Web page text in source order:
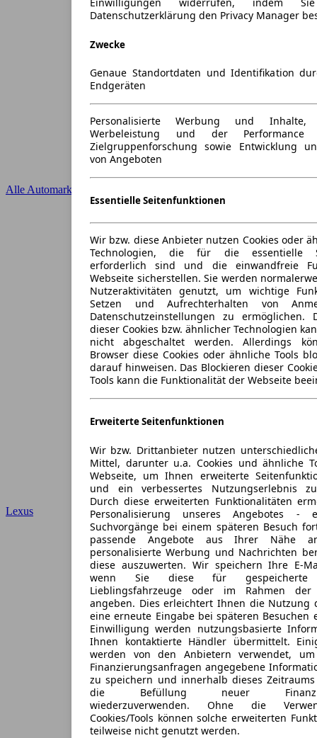
Alle Automarken
Lexus
Einwilligungen widerrufen, indem
Datenschutzerklärung den Privacy Manager
Zwecke
Genaue Standortdaten und Identifikation
Endgeräten
Personalisierte Werbung und Inhalte,
Werbeleistung und der
Zielgruppenforschung sowie Entwicklung
von Angeboten
Essentielle Seitenfunktionen
Wir bzw. diese Anbieter nutzen Cookies oder
Technologien, die für die essentielle
erforderlich sind und die einwandfreie
Webseite sicherstellen. Sie werden
Nutzeraktivitäten genutzt, um wichtige
Setzen und Aufrechterhalten von
Datenschutzeinstellungen zu ermöglichen.
dieser Cookies bzw. ähnlicher Technologien
nicht abgeschaltet werden. Allerdings
Browser diese Cookies oder ähnliche Tools
darauf hinweisen. Das Blockieren dieser
Tools kann die Funktionalität der Webseite
Erweiterte Seitenfunktionen
Wir bzw. Drittanbieter nutzen
Mittel, darunter u.a. Cookies und ähnliche
Webseite, um Ihnen erweiterte
und ein verbessertes Nutzungserlebnis
Durch diese erweiterten Funktionalitäten
Personalisierung unseres Angebotes
Suchvorgänge bei einem späteren Besuch
passende Angebote aus Ihrer Nähe
personalisierte Werbung und Nachrichten
diese auszuwerten. Wir speichern Ihre E-
wenn Sie diese für gespeicherte
Lieblingsfahrzeuge oder im Rahmen der
angeben. Dies erleichtert Ihnen die Nutzung
eine erneute Eingabe bei späteren
Einwilligung werden nutzungsbasierte
Ihnen kontaktierte Händler übermittelt.
werden von den Anbietern verwendet,
Finanzierungsanfragen angegebene
zu speichern und innerhalb dieses
die Befüllung neuer
wiederzuverwenden. Ohne die
Cookies/Tools können solche erweiterten
teilweise nicht genutzt werden.